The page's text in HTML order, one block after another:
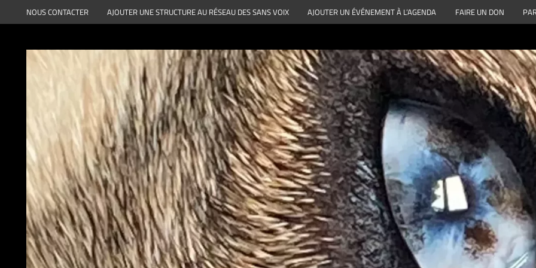
au
NOUS CONTACTER AJOUTER UNE STRUCTURE AU RÉSEAU DES SANS VOIX AJOUTER UN ÉVÉNEMENT À L’AGENDA FAIRE UN DON